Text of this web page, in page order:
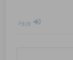
ورود